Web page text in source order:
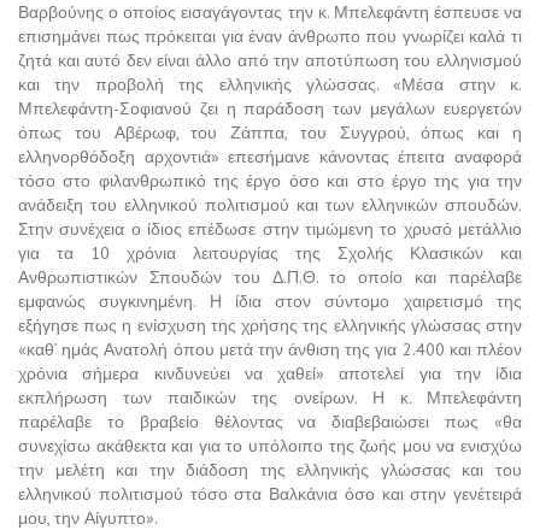
Βαρβούνης ο οποίος εισαγάγοντας την κ. Μπελεφάντη έσπευσε να
επισημάνει πως πρόκειται για έναν άνθρωπο που γνωρίζει καλά τι
ζητά και αυτό δεν είναι άλλο από την αποτύπωση του ελληνισμού
και την προβολή της ελληνικής γλώσσας. «Μέσα στην κ.
Μπελεφάντη-Σοφιανού ζει η παράδοση των μεγάλων ευεργετών
όπως του Αβέρωφ, του Ζάππα, του Συγγρού, όπως και η
ελληνορθόδοξη αρχοντιά» επεσήμανε κάνοντας έπειτα αναφορά
τόσο στο φιλανθρωπικό της έργο όσο και στο έργο της για την
ανάδειξη του ελληνικού πολιτισμού και των ελληνικών σπουδών.
Στην συνέχεια ο ίδιος επέδωσε στην τιμώμενη το χρυσό μετάλλιο
για τα 10 χρόνια λειτουργίας της Σχολής Κλασικών και
Ανθρωπιστικών Σπουδών του Δ.Π.Θ. το οποίο και παρέλαβε
εμφανώς συγκινημένη. Η ίδια στον σύντομο χαιρετισμό της
εξήγησε πως η ενίσχυση της χρήσης της ελληνικής γλώσσας στην
«καθ’ ημάς Ανατολή όπου μετά την άνθιση της για 2.400 και πλέον
χρόνια σήμερα κινδυνεύει να χαθεί» αποτελεί για την ίδια
εκπλήρωση των παιδικών της ονείρων. Η κ. Μπελεφάντη
παρέλαβε το βραβείο θέλοντας να διαβεβαιώσει πως «θα
συνεχίσω ακάθεκτα και για το υπόλοιπο της ζωής μου να ενισχύω
την μελέτη και την διάδοση της ελληνικής γλώσσας και του
ελληνικού πολιτισμού τόσο στα Βαλκάνια όσο και στην γενέτειρά
μου, την Αίγυπτο».